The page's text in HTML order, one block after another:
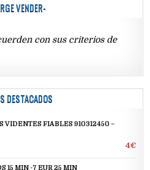
VENDER-
con sus criterios de
DESTACADOS
VIDENTES FIABLES 910312450 –
4€
15 MIN -7 EUR 25 MIN